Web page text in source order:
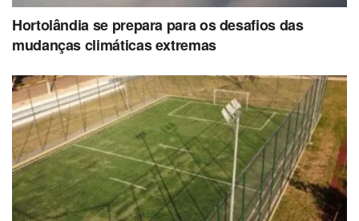
Hortolândia se prepara para os desafios das
mudanças climáticas extremas